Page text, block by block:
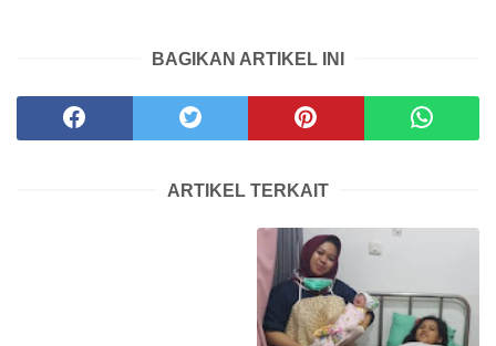
BAGIKAN ARTIKEL INI
ARTIKEL TERKAIT